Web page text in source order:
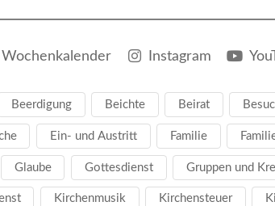
Wochenkalender Instagram
Beerdigung Beichte Beirat
Ein- und Austritt Familie
Glaube Gottesdienst Gruppen und
Kirchenmusik Kirchensteuer